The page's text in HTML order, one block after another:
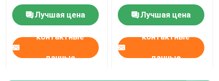
Dianhydride Polyimide
CAS 4415-87-6
Лучшая цена
контактные
данные
твердый
Лучшая цена
контактные
данные